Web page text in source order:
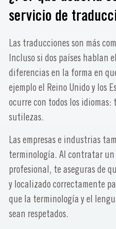
servicio de
Las traducciones son más
Incluso si dos países hablan
diferencias en la forma en
ejemplo el Reino Unido y los
ocurre con todos los
sutilezas.
Las empresas e industrias
terminología. Al contratar
profesional, te aseguras de
y localizado correctamente
que la terminología y el
sean respetados.